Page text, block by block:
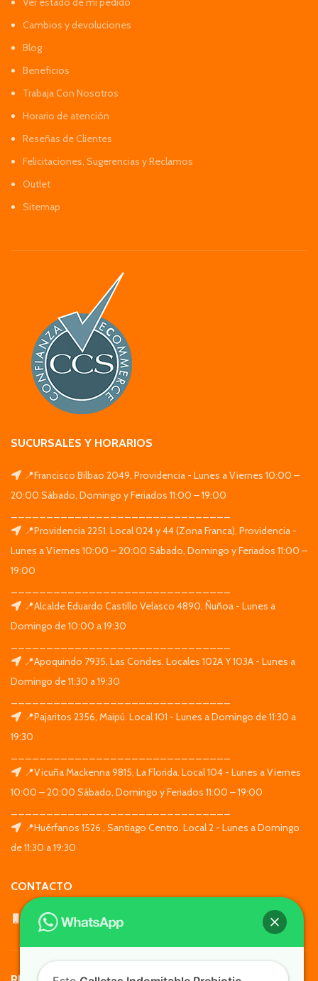
Cambios y devoluciones
Blog
Beneficios
Trabaja Con Nosotros
Horario de atención
Reseñas de Clientes
Felicitaciones, Sugerencias y Reclamos
Outlet
Sitemap
SUCURSALES Y HORARIOS
📍Francisco Bilbao 2049, Providencia - Lunes a Viernes 10:00 –
20:00 Sábado, Domingo y Feriados 11:00 – 19:00
📍Providencia 2251. Local 024 y 44 (Zona Franca), Providencia -
Lunes a Viernes 10:00 – 20:00 Sábado, Domingo y Feriados 11:00 –
19:00
📍Alcalde Eduardo Castillo Velasco 4890, Ñuñoa - Lunes a
Domingo de 10:00 a 19:30
📍Apoquindo 7935, Las Condes. Locales 102A Y 103A - Lunes a
Domingo de 11:30 a 19:30
📍Pajaritos 2356, Maipú. Local 101 - Lunes a Domingo de 11:30 a
19:30
📍Vicuña Mackenna 9815, La Florida. Local 104 - Lunes a Viernes
10:00 – 20:00 Sábado, Domingo y Feriados 11:00 – 19:00
📍Huérfanos 1526 , Santiago Centro. Local 2 - Lunes a Domingo
de 11:30 a 19:30
CONTACTO
WhatsApp: +569 7564 4676